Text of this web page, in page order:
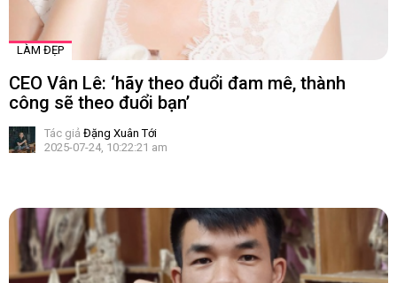
LÀM ĐẸP
CEO Vân Lê: ‘hãy theo đuổi đam mê, thành
công sẽ theo đuổi bạn’
Tác giả Đặng Xuân Tới
2025-07-24, 10:22:21 am